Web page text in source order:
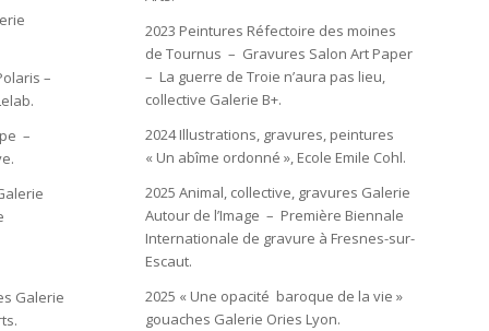
–
–
Galerie
2023 Peintures Réfectoire des moines
de Tournus – Gravures Salon Art Paper
– La guerre de Troie n’aura pas lieu,
collective Galerie B+.
2024 Illustrations, gravures, peintures
« Un abîme ordonné », Ecole Emile Cohl.
2025 Animal, collective, gravures Galerie
Autour de l’Image – Première Biennale
Internationale de gravure à Fresnes-sur-
Escaut.
2025 « Une opacité baroque de la vie »
gouaches Galerie Ories Lyon.